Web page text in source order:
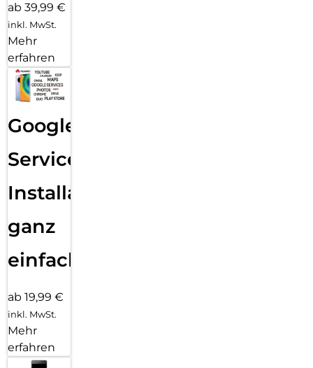
ab 39,99 €
inkl. MwSt.
Mehr
erfahren
Google
Services
Installation
ganz
einfach
ab 19,99 €
inkl. MwSt.
Mehr
erfahren